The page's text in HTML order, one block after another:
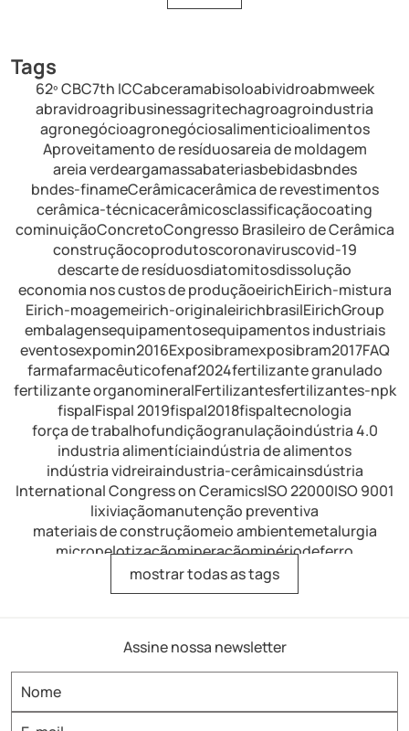
Tags
62º CBC7th ICCabceramabisoloabividroabmweek
abravidroagribusinessagritechagroagroindustria
agronegócioagronegóciosalimenticioalimentos
Aproveitamento de resíduosareia de moldagem
areia verdeargamassabateriasbebidasbndes
bndes-finameCerâmicacerâmica de revestimentos
cerâmica-técnicacerâmicosclassificaçãocoating
cominuiçãoConcretoCongresso Brasileiro de Cerâmica
construçãocoprodutoscoronaviruscovid-19
descarte de resíduosdiatomitosdissolução
economia nos custos de produçãoeirichEirich-mistura
Eirich-moagemeirich-originaleirichbrasilEirichGroup
embalagensequipamentosequipamentos industriais
eventosexpomin2016Exposibramexposibram2017FAQ
farmafarmacêuticofenaf2024fertilizante granulado
fertilizante organomineralFertilizantesfertilizantes-npk
fispalFispal 2019fispal2018fispaltecnologia
força de trabalhofundiçãogranulaçãoindústria 4.0
industria alimentíciaindústria de alimentos
indústria vidreiraindustria-cerâmicainsdústria
International Congress on CeramicsISO 22000ISO 9001
lixiviaçãomanutenção preventiva
materiais de construçãomeio ambientemetalurgia
micropelotizaçãomineraçãominériodeferro
minérios de ferromisturamistura de fertilizantes
mistura intensivamistura-industrialmisturador
misturador para argamassamisturador para fertilizantes
misturador para refratáriosmisturador-eirich
misturador-industrial
misturadorasmisturadoresmisturadores industriais
mostrar todas as tags
Assine nossa newsletter